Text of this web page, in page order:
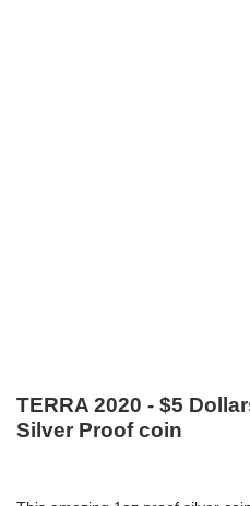
TERRA 2020 - $5
Silver Proof coin